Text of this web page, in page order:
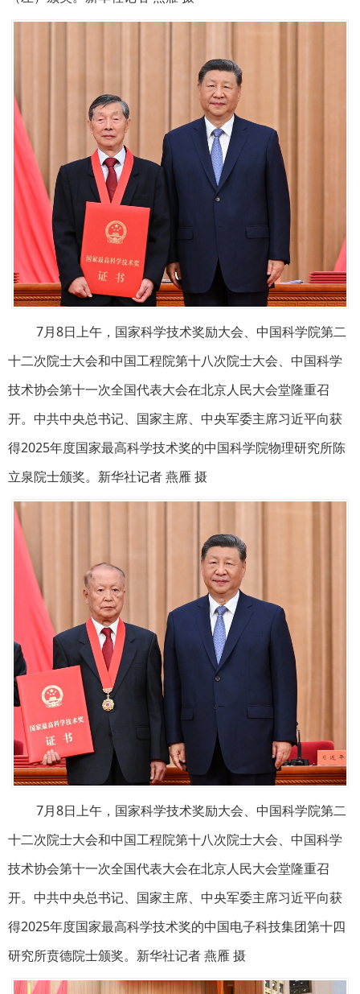
7月8日上午，国家科学技术奖励大会、中国科学院第二
十二次院士大会和中国工程院第十八次院士大会、中国科学
技术协会第十一次全国代表大会在北京人民大会堂隆重召
开。中共中央总书记、国家主席、中央军委主席习近平向获
得2025年度国家最高科学技术奖的中国科学院物理研究所陈
立泉院士颁奖。新华社记者 燕雁 摄
7月8日上午，国家科学技术奖励大会、中国科学院第二
十二次院士大会和中国工程院第十八次院士大会、中国科学
技术协会第十一次全国代表大会在北京人民大会堂隆重召
开。中共中央总书记、国家主席、中央军委主席习近平向获
得2025年度国家最高科学技术奖的中国电子科技集团第十四
研究所贲德院士颁奖。新华社记者 燕雁 摄